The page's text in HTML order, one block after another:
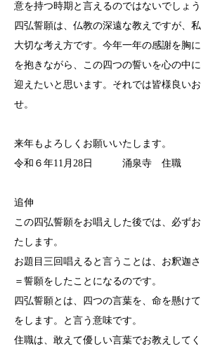
意を持つ時期と言えるのではないでしょう
四弘誓願は、仏教の深遠な教えですが、
大切な考え方です。今年一年の感謝を胸
を抱きながら、この四つの誓いを心の中
迎えたいと思います。それでは皆様良い
せ。
来年もよろしくお願いいたします。
令和６年11月28日 涌泉寺 住職
追伸
この四弘誓願をお唱えした後では、必ず
たします。
お題目三回唱えると言うことは、お釈迦
＝誓願をしたことになるのです。
四弘誓願とは、四つの言葉を、命を懸け
をします。と言う意味です。
住職は、敢えて優しい言葉でお教えして